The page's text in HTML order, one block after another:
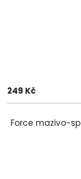
249 Kč
Force mazivo-